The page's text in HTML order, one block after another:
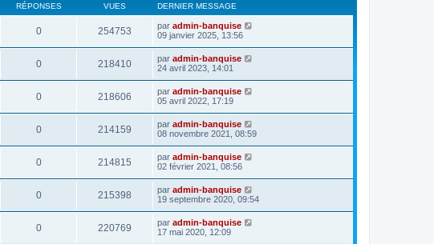
RÉPONSES VUES DERNIER MESSAGE
0 254753 par admin-banquise
09 janvier 2025, 13:56
0 218410 par admin-banquise
24 avril 2023, 14:01
0 218606 par admin-banquise
05 avril 2022, 17:19
0 214159 par admin-banquise
08 novembre 2021, 08:59
0 214815 par admin-banquise
02 février 2021, 08:56
0 215398 par admin-banquise
19 septembre 2020, 09:54
0 220769 par admin-banquise
17 mai 2020, 12:09